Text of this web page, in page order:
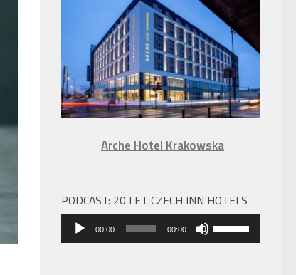
snížíte
úroveň
hlasitosti.
Arche Hotel Krakowska
PODCAST: 20 LET CZECH INN HOTELS
Audio
přehrávač
00:00 00:00
Použitím
šipek